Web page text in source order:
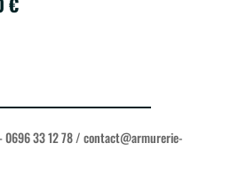
– 0696 33 12 78 / contact@armurerie-